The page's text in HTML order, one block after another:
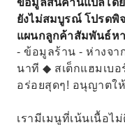
ยังไม่สมบูรณ์ โปรดพิ
แผนกลูกค้าสัมพันธ์ห
- ข้อมูลร้าน - ห่างจา
นาที ◆ สเต็กแฮมเบอ
อร่อยสุดๆ! อนุญาตใ
เรามีเมนูที่เน้นเนื้อไ